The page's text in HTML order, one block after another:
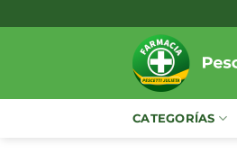
al
CATEGORÍAS